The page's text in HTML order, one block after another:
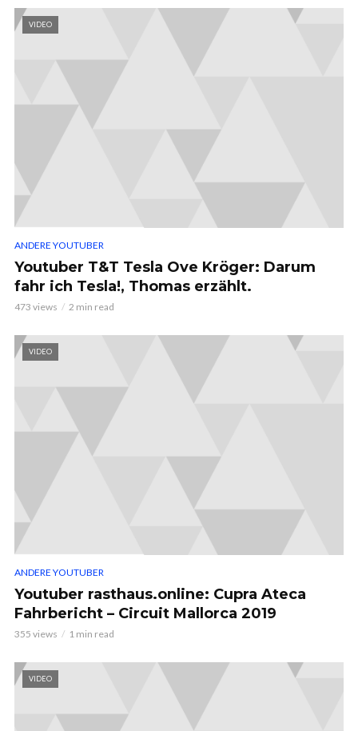
VIDEO
ANDERE YOUTUBER
Youtuber T&T Tesla Ove Kröger: Darum
fahr ich Tesla!, Thomas erzählt.
473 views 2 min read
VIDEO
ANDERE YOUTUBER
Youtuber rasthaus.online: Cupra Ateca
Fahrbericht – Circuit Mallorca 2019
355 views 1 min read
VIDEO